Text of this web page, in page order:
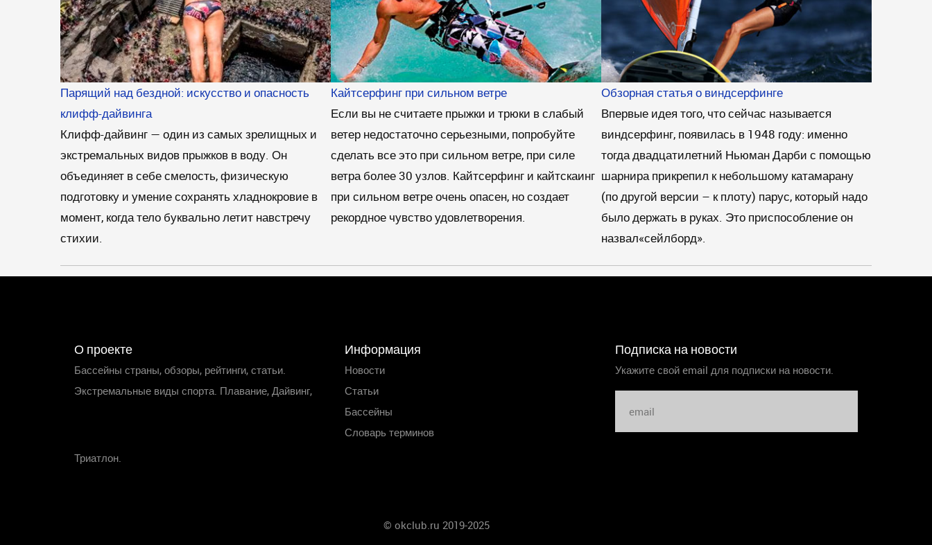
Парящий над бездной: искусство и опасность
клифф-дайвинга
Клифф-дайвинг — один из самых зрелищных и
экстремальных видов прыжков в воду. Он
объединяет в себе смелость, физическую
подготовку и умение сохранять хладнокровие в
момент, когда тело буквально летит навстречу
стихии.
Кайтсерфинг при сильном ветре
Если вы не считаете прыжки и трюки в слабый
ветер недостаточно серьезными, попробуйте
сделать все это при сильном ветре, при силе
ветра более 30 узлов. Кайтсерфинг и кайтскаинг
при сильном ветре очень опасен, но создает
рекордное чувство удовлетворения.
Обзорная статья о виндсерфинге
Впервые идея того, что сейчас называется
виндсерфинг, появилась в 1948 году: именно
тогда двадцатилетний Ньюман Дарби с помощью
шарнира прикрепил к небольшому катамарану
(по другой версии – к плоту) парус, который надо
было держать в руках. Это приспособление он
назвал«сейлборд».
О проекте
Бассейны страны, обзоры, рейтинги, статьи.
Экстремальные виды спорта. Плавание, Дайвинг,
Триатлон.
Информация
Новости
Статьи
Бассейны
Словарь терминов
Подписка на новости
Укажите свой email для подписки на новости.
© okclub.ru 2019-2025